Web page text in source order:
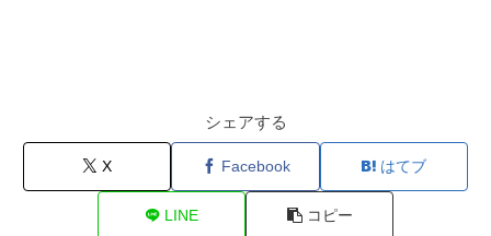
シェアする
X Facebook はてブ
LINE コピー